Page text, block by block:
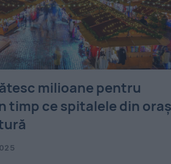
milioane pentru
timp ce spitalele din